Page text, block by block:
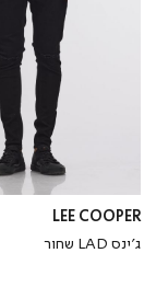
LEE COOPER
ג’ינס LAD שחור